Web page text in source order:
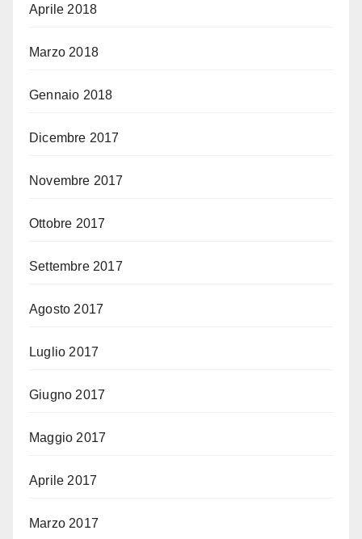
Aprile 2018
Marzo 2018
Gennaio 2018
Dicembre 2017
Novembre 2017
Ottobre 2017
Settembre 2017
Agosto 2017
Luglio 2017
Giugno 2017
Maggio 2017
Aprile 2017
Marzo 2017